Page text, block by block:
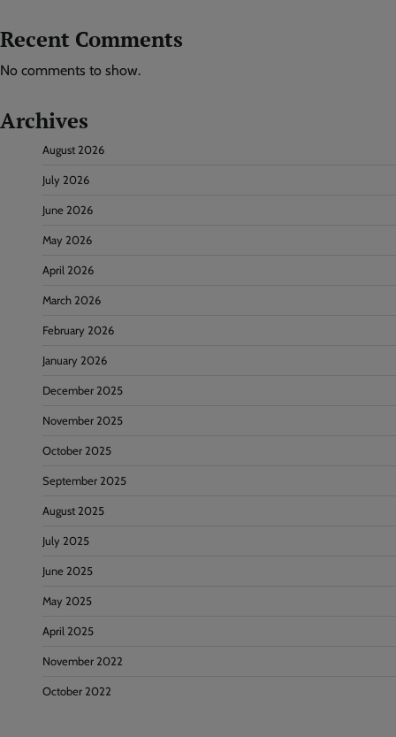
Recent Comments
No comments to show.
Archives
August 2026
July 2026
June 2026
May 2026
April 2026
March 2026
February 2026
January 2026
December 2025
November 2025
October 2025
September 2025
August 2025
July 2025
June 2025
May 2025
April 2025
November 2022
October 2022